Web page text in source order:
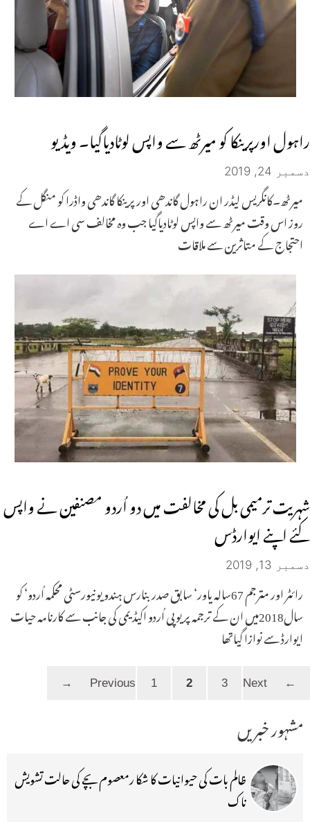
راہول اورپرینکا کو میرٹھ سے واپس لوٹادیاگیا۔ ویڈیو
دسمبر 24, 2019
میرٹھ۔کانگریس لیڈر ان راہول گاندھی اور پرینکا گاندھی واڈرا کو منگل کے
روز اس وقت میرٹھ سے واپس لوٹادیاگیا جب وہ مخالف سی اے اے
احتجاج کے متاثرین سے ملاقات
شہریت ترمیمی بل کی مخالفت میں دو اُردو مصنفین نے واپس
کئے اپنے ایوارڈس
دسمبر 13, 2019
رائٹر اور مترجم 67سالہ یاور‘ سابق صدر بنارس ہندو یونیورسٹی محکمہ اُردو‘ کو
سال2018میں ان کے ترجمہ پر یوپی اُردو اکیڈیمی کی جانب سے کارنامہ حیات
ایوارڈ سے نوازا گیاتھا
←
Page 1 Page2 3 Next
→
مشہور خبریں
ظالم بات کی حیوانیات کا شکا رمعصوم بچے کی حالت تشویش
ناک